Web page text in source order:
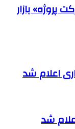
پروژه» بازار
اعلام شد
شد